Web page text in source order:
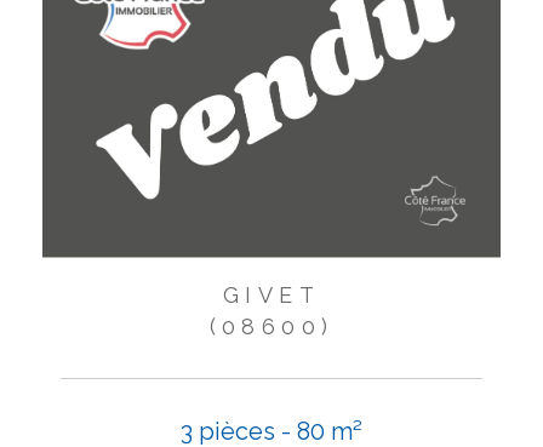
GIVET
(08600)
3 pièces - 80 m²